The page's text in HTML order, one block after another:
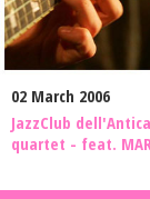
02 March 2006
JazzClub
quartet - feat.